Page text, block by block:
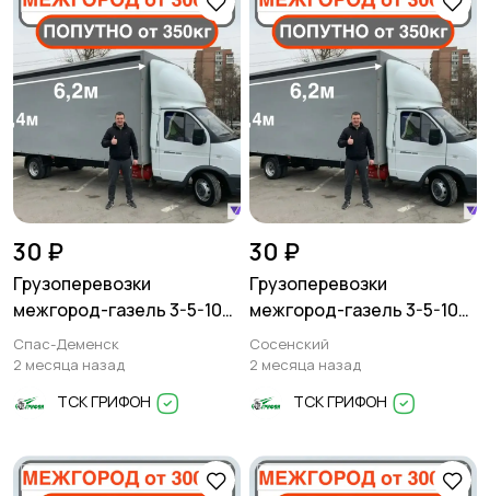
30 ₽
Грузоперевозки
межгород-газель 3-5-10
тонн
Спас-Деменск
2 месяца назад
ТСК ГРИФОН
30 ₽
Грузоперевозки
межгород-газель 3-5-10
тонн
Сосенский
2 месяца назад
ТСК ГРИФОН